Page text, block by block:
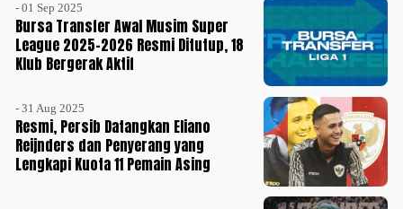
- 01 Sep 2025
Bursa Transfer Awal Musim Super
League 2025-2026 Resmi Ditutup, 18
Klub Bergerak Aktif
- 31 Aug 2025
Resmi, Persib Datangkan Eliano
Reijnders dan Penyerang yang
Lengkapi Kuota 11 Pemain Asing